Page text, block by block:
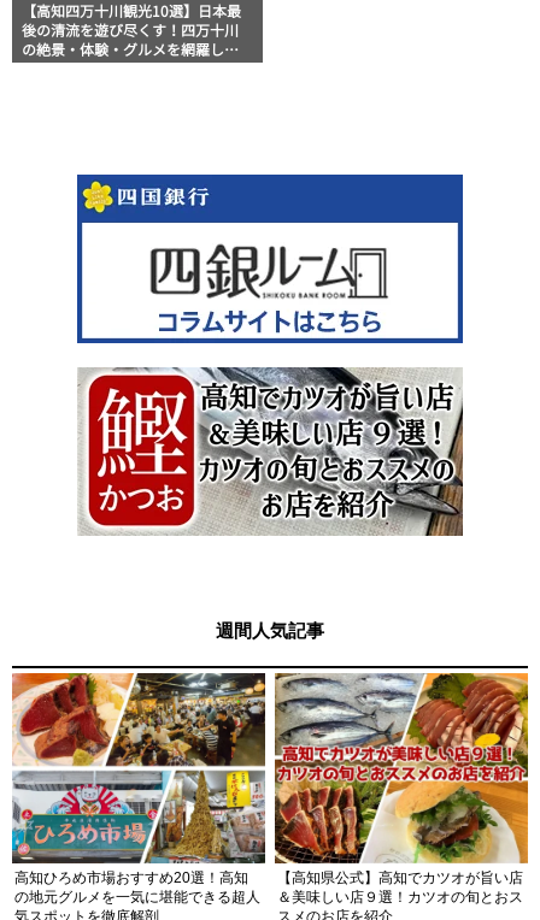
【高知四万十川観光10選】日本最
後の清流を遊び尽くす！四万十川
の絶景・体験・グルメを網羅した
週間人気記事
高知ひろめ市場おすすめ20選！高知
の地元グルメを一気に堪能できる超人
気スポットを徹底解剖
【高知県公式】高知でカツオが旨い店
＆美味しい店９選！カツオの旬とおス
スメのお店を紹介